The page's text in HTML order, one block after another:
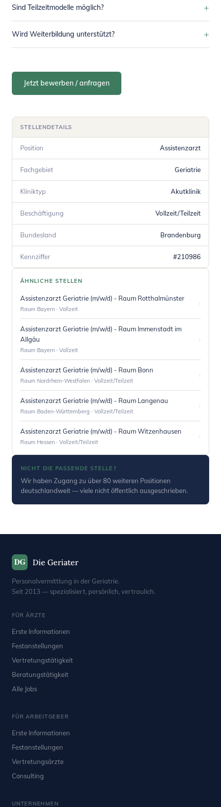
Sind Teilzeitmodelle möglich? +
Wird Weiterbildung unterstützt? +
Jetzt bewerben / anfragen
STELLENDETAILS
Position Assistenzarzt
Fachgebiet Geriatrie
Kliniktyp Akutklinik
Beschäftigung Vollzeit/Teilzeit
Bundesland Brandenburg
Kennziffer #210986
ÄHNLICHE STELLEN
Assistenzarzt Geriatrie (m/w/d) - Raum Rotthalmünster
Raum Bayern · Vollzeit
›
Assistenzarzt Geriatrie (m/w/d) - Raum Immenstadt im
Allgäu
Raum Bayern · Vollzeit
›
Assistenzarzt Geriatrie (m/w/d) - Raum Bonn
Raum Nordrhein-Westfalen · Vollzeit/Teilzeit
›
Assistenzarzt Geriatrie (m/w/d) - Raum Langenau
Raum Baden-Württemberg · Vollzeit/Teilzeit
›
Assistenzarzt Geriatrie (m/w/d) - Raum Witzenhausen
Raum Hessen · Vollzeit/Teilzeit
›
NICHT DIE PASSENDE STELLE?
Wir haben Zugang zu über 80 weiteren Positionen
deutschlandweit — viele nicht öffentlich ausgeschrieben.
DG Die Geriater
Personalvermittlung in der Geriatrie.
Seit 2013 — spezialisiert, persönlich, vertraulich.
FÜR ÄRZTE
Erste Informationen
Festanstellungen
Vertretungstätigkeit
Beratungstätigkeit
Alle Jobs
FÜR ARBEITGEBER
Erste Informationen
Festanstellungen
Vertretungsärzte
Consulting
UNTERNEHMEN